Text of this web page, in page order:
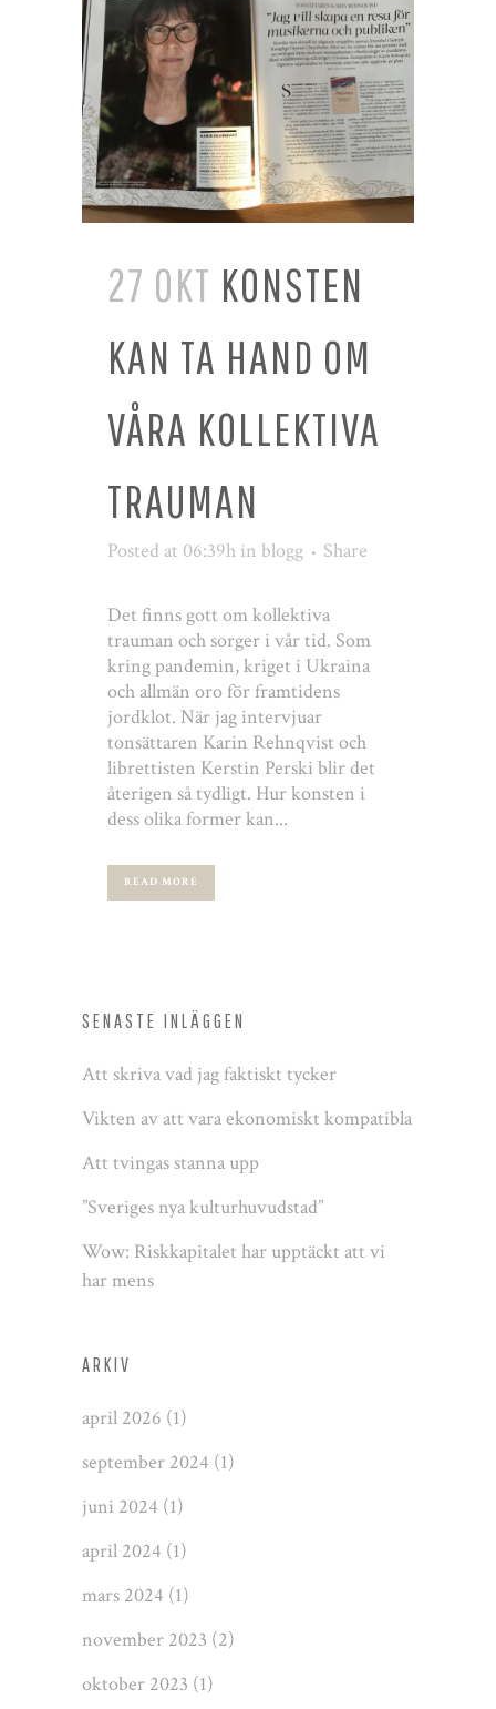
27 OKT KONSTEN
KAN TA HAND OM
VÅRA KOLLEKTIVA
TRAUMAN
Posted at 06:39h in blogg Share
Det finns gott om kollektiva
trauman och sorger i vår tid. Som
kring pandemin, kriget i Ukraina
och allmän oro för framtidens
jordklot. När jag intervjuar
tonsättaren Karin Rehnqvist och
librettisten Kerstin Perski blir det
återigen så tydligt. Hur konsten i
dess olika former kan...
READ MORE
SENASTE INLÄGGEN
Att skriva vad jag faktiskt tycker
Vikten av att vara ekonomiskt kompatibla
Att tvingas stanna upp
”Sveriges nya kulturhuvudstad”
Wow: Riskkapitalet har upptäckt att vi
har mens
ARKIV
april 2026 (1)
september 2024 (1)
juni 2024 (1)
april 2024 (1)
mars 2024 (1)
november 2023 (2)
oktober 2023 (1)